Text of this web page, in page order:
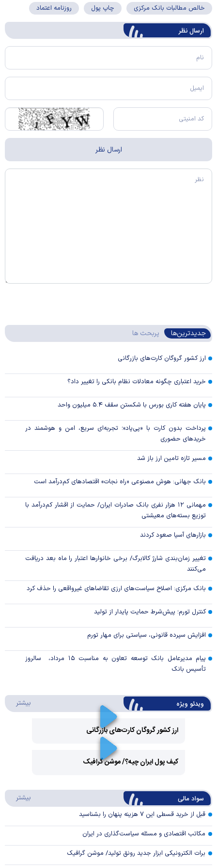
خالص مطالبات بانک مرکزی چاپ پول روزنامه اعتماد
ارسال‌ نظر
جدیدترین‌ها پربحث ها
ارز کشور گروگان کارت‌های بازرگانی
خرید اعتباری چگونه معادلات نظام بانکی را تغییر داد؟
پایان هفته کاری بورس با شکستن سقف ۵.۴ میلیون واحد
پرداخت بدون کارت با «پی‌پاد»؛ تجربه‌ای سریع، امن و هوشمند در
خریدهای حضوری
مسیر تازه تامین ارز باز شد
بانک جهانی: هوش مصنوعی «راه نجات» اقتصادهای کم‌درآمد است
مهمانی ۱۲ هزار نفری بانک صادرات ایران/ حمایت از اقشار کم‌درآمد با
توزیع بسته‌های معیشتی
بازارهای آسیا صعود کردند
تغییر زمان‌بندی شارژ کالابرگ/ برخی خانوار‌ها اعتبار را ماه بعد دریافت
می‌کنند
بانک مرکزی: اصلاح سیاست‌های ارزی تقاضاهای غیرواقعی را حذف کرد
کنترل تورم؛ پیش‌شرط حمایت پایدار از تولید
افزایش سپرده قانونی، سیاستی برای مهار تورم
پیام مدیرعامل بانک توسعه تعاون به مناسبت ۱۵ مرداد، سالروز
تأسیس بانک
ویدئو ویژه بیشتر
ارز کشور گروگان کارت‌های بازرگانی
Video
کیف پول ایران چیه؟/ موشن گرافیک
سواد مالی بیشتر
قبل از خرید قسطی این ۷ هزینه پنهان را بشناسید
مکاتب اقتصادی و مسئله سیاست‌گذاری در ایران
برات الکترونیکی ابزار جدید رونق تولید/ موشن گرافیک